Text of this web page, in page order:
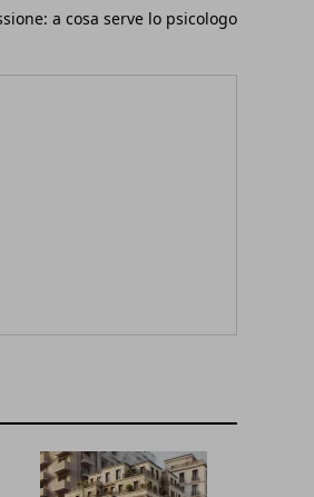
a cosa serve lo psicologo